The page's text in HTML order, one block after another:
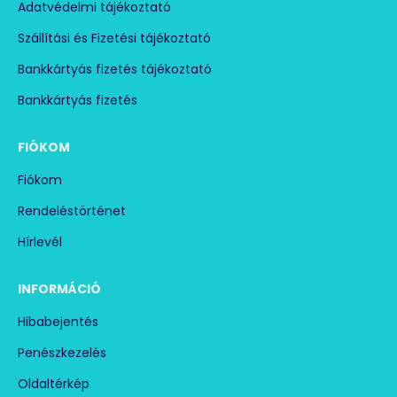
100 % Trotec fejlesztés, design és gyártás
Szabályozható teljesítmény (15 kW) -ig.
Fokozatmentes termosztát.
belül is szabályozható (1=5.000 Watt, 2=10.000
Hosszú távú, folyamatos fűtést is jól bírja.
Érintésvédelmi fokozat: IP44!
Áramszünet után újra indul (a berendezés onnan
működik tovább, ahol leállt).
Fogantyú, könnyű mozgatás.
Adatvédelmi tájékoztató
Szállítási és Fizetési tájékoztató
Bankkártyás fizetés tájékoztató
Bankkártyás fizetés
FIÓKOM
Fiókom
Rendeléstörténet
Hírlevél
INFORMÁCIÓ
Hibabejentés
Penészkezelés
Oldaltérkép